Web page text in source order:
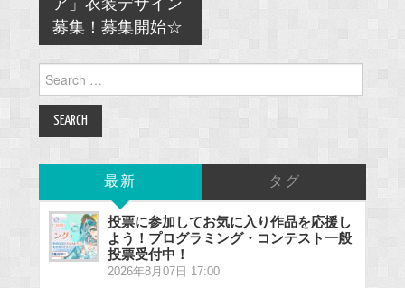
ア」衣装デザイン
募集！募集開始☆
for:
最新 タグ
投票に参加してお気に入り作品を応援し
よう！プログラミング・コンテスト一般
投票受付中！
2026年8月07日 17:00